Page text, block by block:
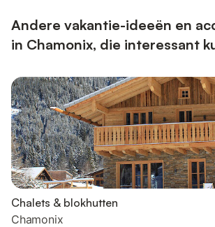
en het eigen...
Andere vakantie-ideeën en
in Chamonix, die interessant
Chalets & blokhutten
Chamonix